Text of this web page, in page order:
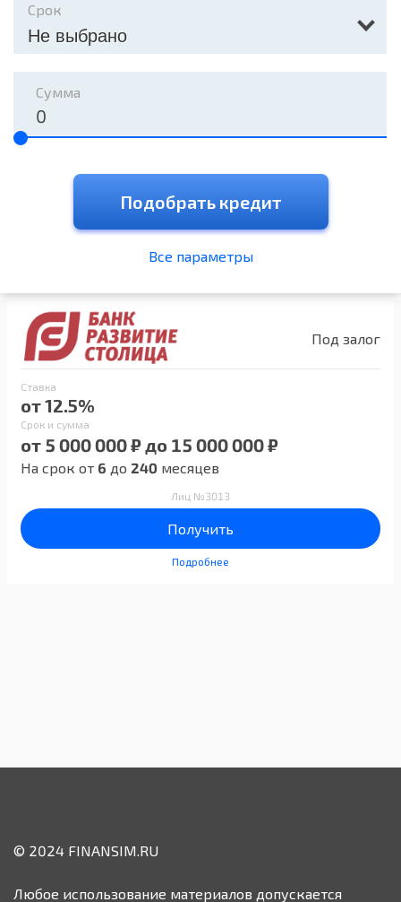
Срок
Не выбрано
Сумма
Подобрать кредит
Все параметры
Под залог
Ставка
от 12.5%
Срок и сумма
от 5 000 000 ₽ до 15 000 000 ₽
На срок от 6 до 240 месяцев
Лиц №3013
Получить
Подробнее
© 2024 FINANSIM.RU
Любое использование материалов допускается